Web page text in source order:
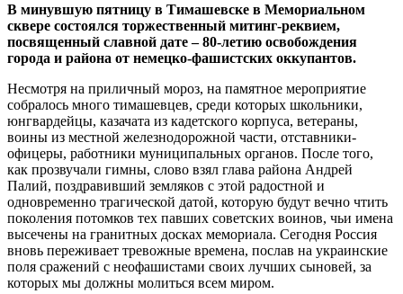
В минувшую пятницу в Тимашевске в Мемориальном
сквере состоялся торжественный митинг-реквием,
посвященный славной дате – 80-летию освобождения
города и района от немецко-фашистских оккупантов.
Несмотря на приличный мороз, на памятное мероприятие
собралось много тимашевцев, среди которых школьники,
юнгвардейцы, казачата из кадетского корпуса, ветераны,
воины из местной железнодорожной части, отставники-
офицеры, работники муниципальных органов. После того,
как прозвучали гимны, слово взял глава района Андрей
Палий, поздравивший земляков с этой радостной и
одновременно трагической датой, которую будут вечно чтить
поколения потомков тех павших советских воинов, чьи имена
высечены на гранитных досках мемориала. Сегодня Россия
вновь переживает тревожные времена, послав на украинские
поля сражений с неофашистами своих лучших сыновей, за
которых мы должны молиться всем миром.